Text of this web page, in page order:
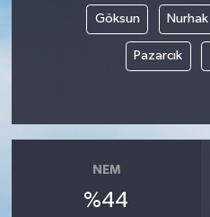
Göksun Nurhak
Pazarcık
NEM
%44